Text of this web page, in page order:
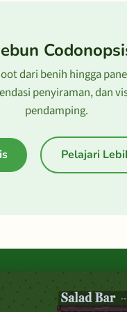
dari benih hingga
penyiraman, dan
pendamping.
Pelajari